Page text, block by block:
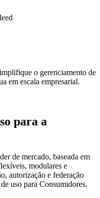
o gerenciamento de
em escala empresarial.
para a
de mercado, baseada em
modulares e
autorização e federação
uso para Consumidores,